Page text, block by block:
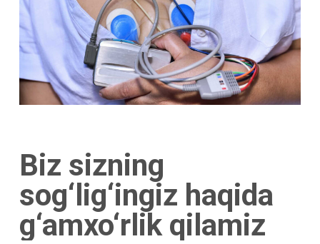
Biz sizning
sog‘lig‘ingiz haqida
g‘amxo‘rlik qilamiz